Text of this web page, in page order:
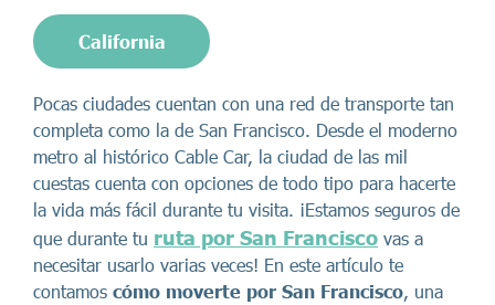
California
Pocas ciudades cuentan con una red de transporte tan
completa como la de San Francisco. Desde el moderno
metro al histórico Cable Car, la ciudad de las mil
cuestas cuenta con opciones de todo tipo para hacerte
la vida más fácil durante tu visita. ¡Estamos seguros de
que durante tu ruta por San Francisco vas a
necesitar usarlo varias veces! En este artículo te
contamos cómo moverte por San Francisco, una